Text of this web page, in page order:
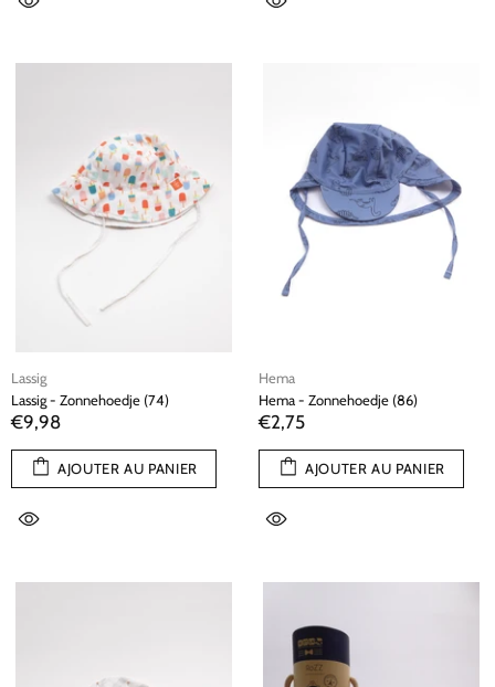
Lassig
Lassig - Zonnehoedje (74)
€9,98
AJOUTER AU PANIER
Hema
Hema - Zonnehoedje (86)
€2,75
AJOUTER AU PANIER